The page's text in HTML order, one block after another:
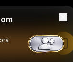
onde
app da Bybit